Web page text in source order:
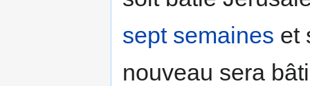
sept semaines et
nouveau sera